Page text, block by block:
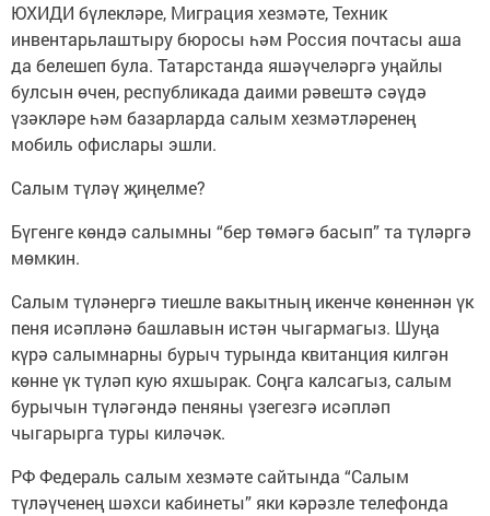
ЮХИДИ бүлекләре, Миграция хезмәте, Техник
инвентарьлаштыру бюросы һәм Россия почтасы аша
да белешеп була. Татарстанда яшәүчеләргә уңайлы
булсын өчен, республикада даими рәвештә сәүдә
үзәкләре һәм базарларда салым хезмәтләренең
мобиль офислары эшли.
Салым түләү җиңелме?
Бүгенге көндә салымны “бер төмәгә басып” та түләргә
мөмкин.
Салым түләнергә тиешле вакытның икенче көненнән үк
пеня исәпләнә башлавын истән чыгармагыз. Шуңа
күрә салымнарны бурыч турында квитанция килгән
көнне үк түләп кую яхшырак. Соңга калсагыз, салым
бурычын түләгәндә пеняны үзегезгә исәпләп
чыгарырга туры киләчәк.
РФ Федераль салым хезмәте сайтында “Салым
түләүченең шәхси кабинеты” яки кәрәзле телефонда